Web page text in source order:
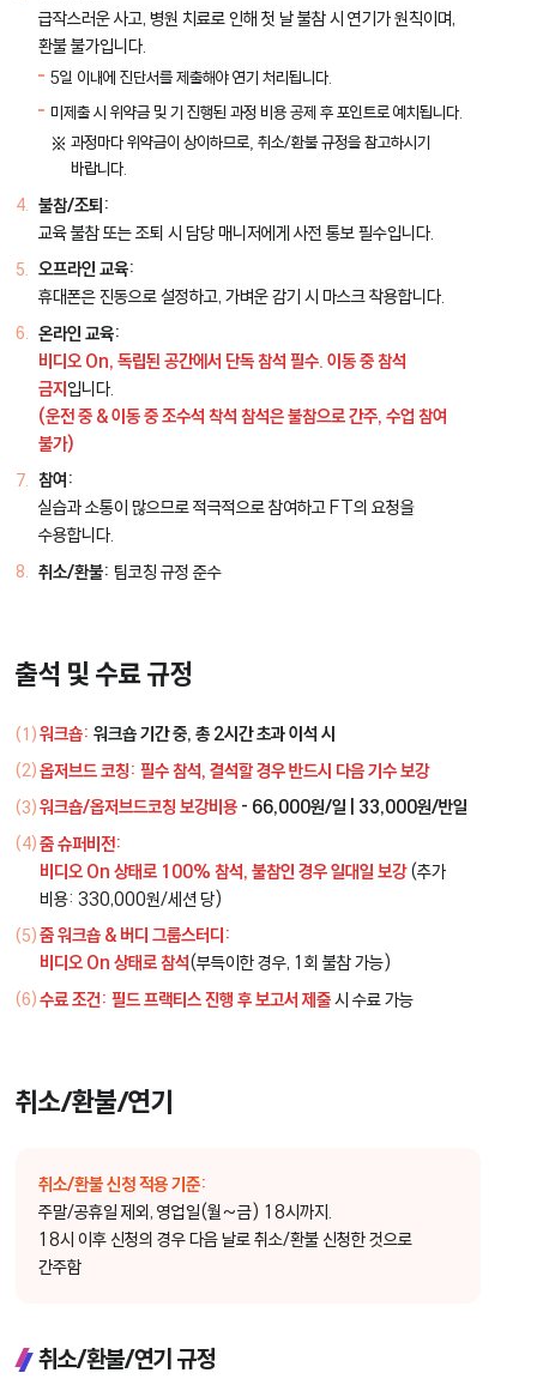
급작스러운 사고, 병원 치료로 인해 첫 날 불참 시 연기가 원칙이며,
환불 불가입니다.
5일 이내에 진단서를 제출해야 연기 처리됩니다.
미제출 시 위약금 및 기 진행된 과정 비용 공제 후 포인트로 예치됩니다.
과정마다 위약금이 상이하므로, 취소/환불 규정을 참고하시기
바랍니다.
불참/조퇴:
교육 불참 또는 조퇴 시 담당 매니저에게 사전 통보 필수입니다.
오프라인 교육:
휴대폰은 진동으로 설정하고, 가벼운 감기 시 마스크 착용합니다.
온라인 교육:
비디오 On, 독립된 공간에서 단독 참석 필수. 이동 중 참석
금지입니다.
(운전 중 & 이동 중 조수석 착석 참석은 불참으로 간주, 수업 참여
불가)
참여:
실습과 소통이 많으므로 적극적으로 참여하고 FT의 요청을
수용합니다.
취소/환불: 팀코칭 규정 준수
출석 및 수료 규정
워크숍: 워크숍 기간 중, 총 2시간 초과 이석 시
옵저브드 코칭: 필수 참석, 결석할 경우 반드시 다음 기수 보강
워크숍/옵저브드코칭 보강비용 - 66,000원/일 | 33,000원/반일
줌 슈퍼비전:
비디오 On 상태로 100% 참석, 불참인 경우 일대일 보강(추가
비용: 330,000원/세션 당)
줌 워크숍 & 버디 그룹스터디:
비디오 On 상태로 참석(부득이한 경우, 1회 불참 가능)
수료 조건: 필드 프랙티스 진행 후 보고서 제출시 수료 가능
취소/환불/연기
취소/환불 신청 적용 기준:
주말/공휴일 제외, 영업일(월~금) 18시까지.
18시 이후 신청의 경우 다음 날로 취소/환불 신청한 것으로
간주함
취소/환불/연기 규정